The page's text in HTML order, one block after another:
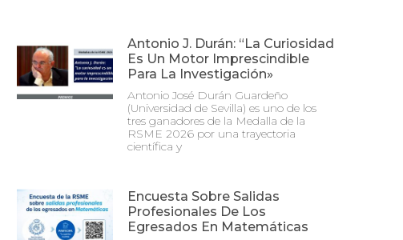
Antonio J. Durán: “La Curiosidad
Es Un Motor Imprescindible
Para La Investigación»
Antonio José Durán Guardeño
(Universidad de Sevilla) es uno de los
tres ganadores de la Medalla de la
RSME 2026 por una trayectoria
científica y
Encuesta Sobre Salidas
Profesionales De Los
Egresados En Matemáticas